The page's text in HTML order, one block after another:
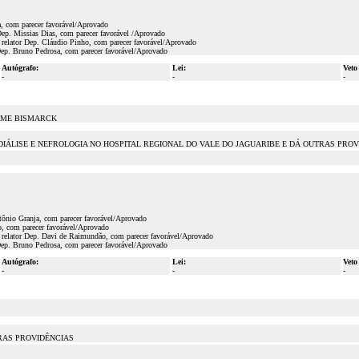
parecer favorável/Aprovado
Missias Dias, com parecer favorável /Aprovado
Dep. Cláudio Pinho, com parecer favorável/Aprovado
Bruno Pedrosa, com parecer favorável/Aprovado
Autógrafo:
-
Lei:
-
Veto
-
BISMARCK
E NEFROLOGIA NO HOSPITAL REGIONAL DO VALE DO JAGUARIBE E DÁ OUTRAS
Granja, com parecer favorável/Aprovado
com parecer favorável/Aprovado
Dep. Davi de Raimundão, com parecer favorável/Aprovado
Bruno Pedrosa, com parecer favorável/Aprovado
Autógrafo:
-
Lei:
-
Veto
-
PROVIDÊNCIAS